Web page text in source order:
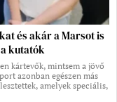
és akár a Marsot is
kutatók
kártevők, mintsem a jövő
azonban egészen más
amelyek speciális,